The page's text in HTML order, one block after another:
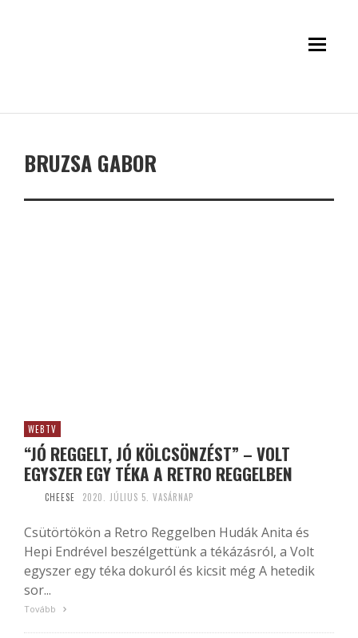
BRUZSA GABOR
WEBTV
“JÓ REGGELT, JÓ KÖLCSÖNZÉST” – VOLT
EGYSZER EGY TÉKA A RETRO REGGELBEN
CHEESE 2020. JÚLIUS 5. VASÁRNAP
Csütörtökön a Retro Reggelben Hudák Anita és
Hepi Endrével beszélgettünk a tékázásról, a Volt
egyszer egy téka dokuról és kicsit még A hetedik
sor...
Tovább